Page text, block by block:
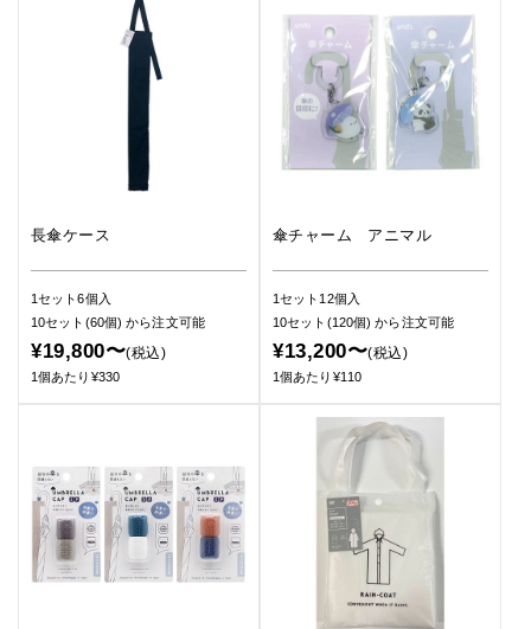
長傘ケース
1セット6個入
10セット(60個)から注文可能
¥19,800〜(税込)
1個あたり¥330
傘チャーム アニマル
1セット12個入
10セット(120個)から注文可能
¥13,200〜(税込)
1個あたり¥110